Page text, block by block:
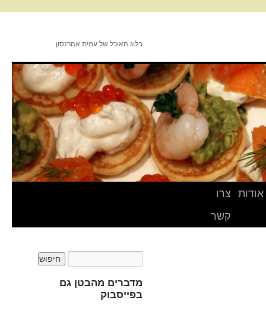
בלוג האוכל של עמית אהרנסון
אודות
צרו
קשר
מדברים מהבטן גם
בפייסבוק